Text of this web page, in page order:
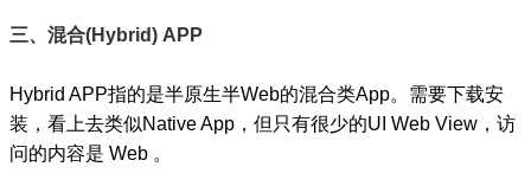
三、混合(Hybrid) APP
Hybrid APP指的是半原生半Web的混合类App。需要下载安
装，看上去类似Native App，但只有很少的UI Web View，访
问的内容是 Web 。